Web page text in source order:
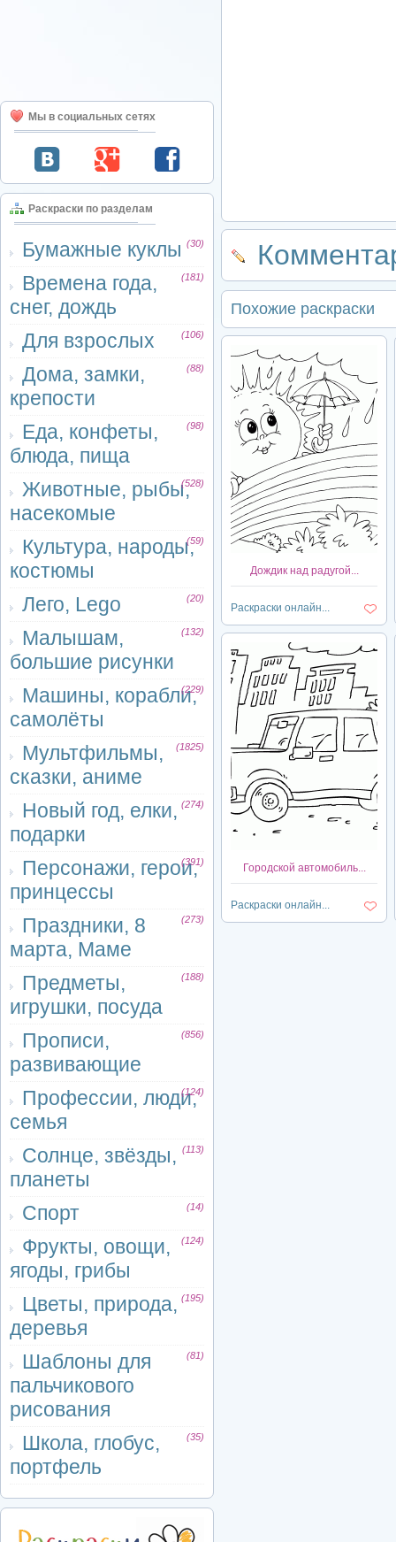
Мы в социальных сетях
Раскраски по разделам
Бумажные куклы (30)
Времена года,
снег, дождь
(181)
Для взрослых (106)
Дома, замки,
крепости
(88)
Еда, конфеты,
блюда, пища
(98)
Животные, рыбы,
насекомые
(528)
Культура, народы,
костюмы
(59)
Лего, Lego (20)
Малышам,
большие рисунки
(132)
Машины, корабли,
самолёты
(229)
Мультфильмы,
сказки, аниме
(1825)
Новый год, елки,
подарки
(274)
Персонажи, герои,
принцессы
(391)
Праздники, 8
марта, Маме
(273)
Предметы,
игрушки, посуда
(188)
Прописи,
развивающие
(856)
Профессии, люди,
семья
(124)
Солнце, звёзды,
планеты
(113)
Спорт (14)
Фрукты, овощи,
ягоды, грибы
(124)
Цветы, природа,
деревья
(195)
Шаблоны для
пальчикового
рисования
(81)
Школа, глобус,
портфель
(35)
Похожие раскраски
Дождик над радугой...
Раскраски онлайн...
Городской автомобиль...
Раскраски онлайн...